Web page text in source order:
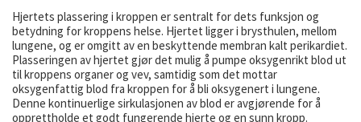
Hjertets plassering i kroppen er sentralt for dets funksjon og
betydning for kroppens helse. Hjertet ligger i brysthulen, mellom
lungene, og er omgitt av en beskyttende membran kalt perikardiet.
Plasseringen av hjertet gjør det mulig å pumpe oksygenrikt blod ut
til kroppens organer og vev, samtidig som det mottar
oksygenfattig blod fra kroppen for å bli oksygenert i lungene.
Denne kontinuerlige sirkulasjonen av blod er avgjørende for å
opprettholde et godt fungerende hjerte og en sunn kropp.